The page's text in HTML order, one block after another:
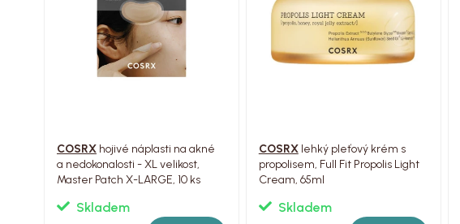
COSRX hojivé náplasti na akné
a nedokonalosti - XL velikost,
Master Patch X-LARGE, 10 ks
Skladem
COSRXlehký pleťový krém s
propolisem, Full Fit Propolis Light
Cream, 65ml
Skladem